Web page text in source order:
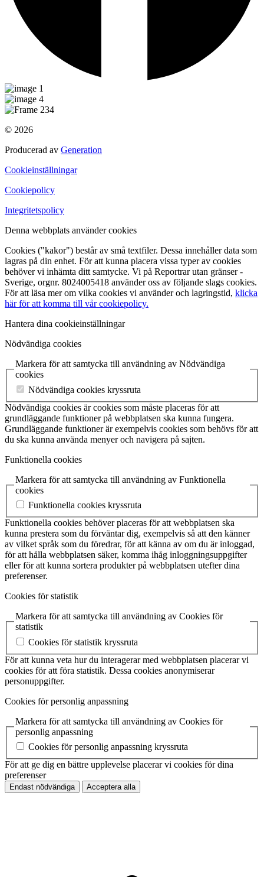
© 2026
Producerad av Generation
Cookieinställningar
Cookiepolicy
Integritetspolicy
Denna webbplats använder cookies
Cookies ("kakor") består av små textfiler. Dessa innehåller data som
lagras på din enhet. För att kunna placera vissa typer av cookies
behöver vi inhämta ditt samtycke. Vi på Reportrar utan gränser -
Sverige, orgnr. 8024005418 använder oss av följande slags cookies.
För att läsa mer om vilka cookies vi använder och lagringstid, klicka
här för att komma till vår cookiepolicy.
Hantera dina cookieinställningar
Nödvändiga cookies
Markera för att samtycka till användning av Nödvändiga
cookies
Nödvändiga cookies kryssruta
Nödvändiga cookies är cookies som måste placeras för att
grundläggande funktioner på webbplatsen ska kunna fungera.
Grundläggande funktioner är exempelvis cookies som behövs för att
du ska kunna använda menyer och navigera på sajten.
Funktionella cookies
Markera för att samtycka till användning av Funktionella
cookies
Funktionella cookies kryssruta
Funktionella cookies behöver placeras för att webbplatsen ska
kunna prestera som du förväntar dig, exempelvis så att den känner
av vilket språk som du föredrar, för att känna av om du är inloggad,
för att hålla webbplatsen säker, komma ihåg inloggningsuppgifter
eller för att kunna sortera produkter på webbplatsen utefter dina
preferenser.
Cookies för statistik
Markera för att samtycka till användning av Cookies för
statistik
Cookies för statistik kryssruta
För att kunna veta hur du interagerar med webbplatsen placerar vi
cookies för att föra statistik. Dessa cookies anonymiserar
personuppgifter.
Cookies för personlig anpassning
Markera för att samtycka till användning av Cookies för
personlig anpassning
Cookies för personlig anpassning kryssruta
För att ge dig en bättre upplevelse placerar vi cookies för dina
preferenser
Endast nödvändiga Acceptera alla